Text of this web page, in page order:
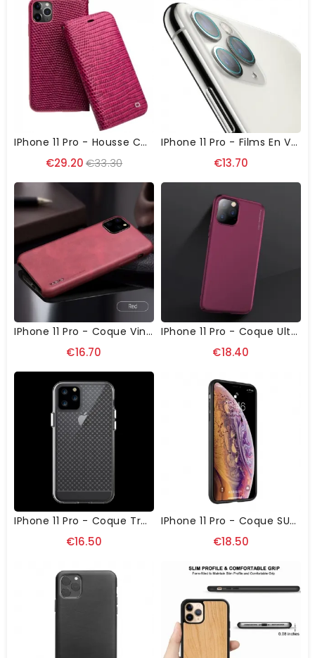
IPhone 11 Pro - Housse Cuir Véritable Effet Croco
€29.20€33.30
IPhone 11 Pro - Films En Verre Trempé Pour Objectif Camera Arrière (3 Pièces)
€13.70
IPhone 11 Pro - Coque Vintage Serie Imitation Cuir
€16.70
IPhone 11 Pro - Coque Ultra Mince Revêtement Mat
€18.40
IPhone 11 Pro - Coque Transparente Multiples Croix
€16.50
IPhone 11 Pro - Coque SULADA Simili Cuir Porte Carte
€18.50